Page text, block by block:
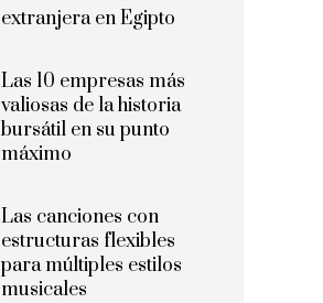
extranjera en Egipto
Las 10 empresas más
valiosas de la historia
bursátil en su punto
máximo
Las canciones con
estructuras flexibles
para múltiples estilos
musicales